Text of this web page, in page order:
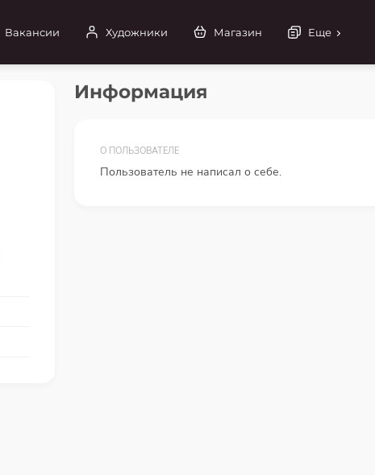
Вакансии Художники Магазин Еще
Информация
О ПОЛЬЗОВАТЕЛЕ
Пользователь не написал о себе.